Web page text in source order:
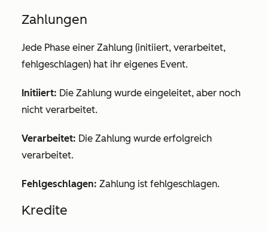
Zahlungen
Jede Phase einer Zahlung (initiiert, verarbeitet,
fehlgeschlagen) hat ihr eigenes Event.
Initiiert: Die Zahlung wurde eingeleitet, aber noch
nicht verarbeitet.
Verarbeitet: Die Zahlung wurde erfolgreich
verarbeitet.
Fehlgeschlagen: Zahlung ist fehlgeschlagen.
Kredite